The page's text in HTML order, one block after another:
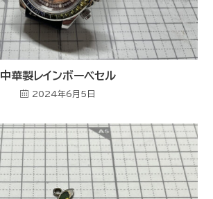
中華製レインボーベセル
2024年6月5日